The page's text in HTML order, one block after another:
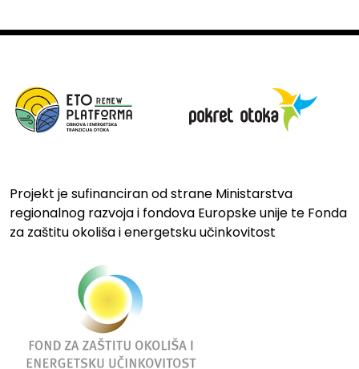
Projekt je sufinanciran od strane Ministarstva
regionalnog razvoja i fondova Europske unije te Fonda
za zaštitu okoliša i energetsku učinkovitost